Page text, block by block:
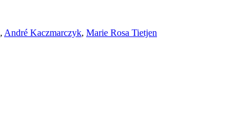
, André Kaczmarczyk, Marie Rosa Tietjen